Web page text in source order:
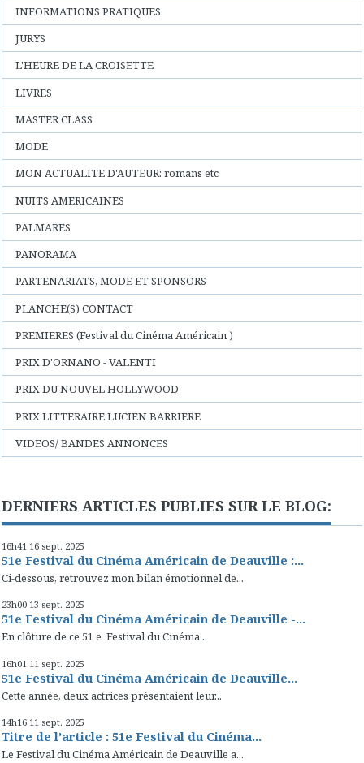
INFORMATIONS PRATIQUES
JURYS
L'HEURE DE LA CROISETTE
LIVRES
MASTER CLASS
MODE
MON ACTUALITE D'AUTEUR: romans etc
NUITS AMERICAINES
PALMARES
PANORAMA
PARTENARIATS, MODE ET SPONSORS
PLANCHE(S) CONTACT
PREMIERES (Festival du Cinéma Américain )
PRIX D'ORNANO - VALENTI
PRIX DU NOUVEL HOLLYWOOD
PRIX LITTERAIRE LUCIEN BARRIERE
VIDEOS/ BANDES ANNONCES
DERNIERS ARTICLES PUBLIES SUR LE BLOG:
16h41 16 sept. 2025
51e Festival du Cinéma Américain de Deauville :...
Ci-dessous, retrouvez mon bilan émotionnel de...
23h00 13 sept. 2025
51e Festival du Cinéma Américain de Deauville -...
En clôture de ce 51 e Festival du Cinéma...
16h01 11 sept. 2025
51e Festival du Cinéma Américain de Deauville...
Cette année, deux actrices présentaient leur...
14h16 11 sept. 2025
Titre de l’article : 51e Festival du Cinéma...
Le Festival du Cinéma Américain de Deauville a...